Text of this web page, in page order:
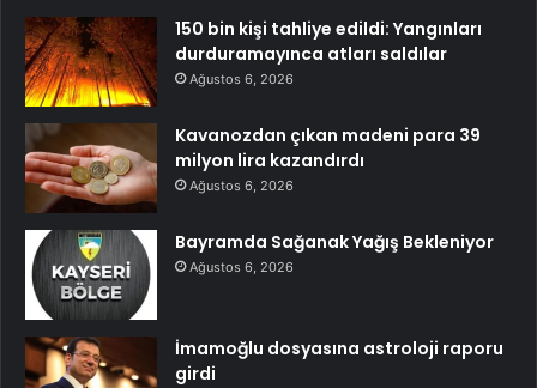
150 bin kişi tahliye edildi: Yangınları
durduramayınca atları saldılar
Ağustos 6, 2026
Kavanozdan çıkan madeni para 39
milyon lira kazandırdı
Ağustos 6, 2026
Bayramda Sağanak Yağış Bekleniyor
Ağustos 6, 2026
İmamoğlu dosyasına astroloji raporu
girdi